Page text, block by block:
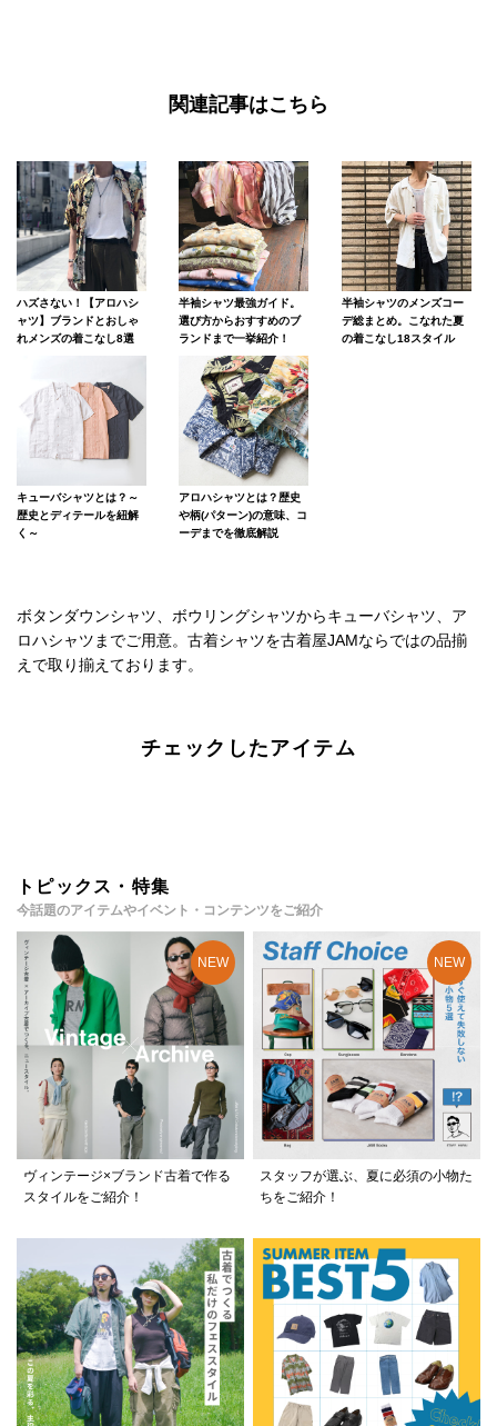
関連記事はこちら
ハズさない！【アロハシ
ャツ】ブランドとおしゃ
れメンズの着こなし8選
半袖シャツ最強ガイド。
選び方からおすすめのブ
ランドまで一挙紹介！
半袖シャツのメンズコー
デ総まとめ。こなれた夏
の着こなし18スタイル
キューバシャツとは？～
歴史とディテールを紐解
く～
アロハシャツとは？歴史
や柄(パターン)の意味、コ
ーデまでを徹底解説
ボタンダウンシャツ、ボウリングシャツからキューバシャツ、ア
ロハシャツまでご用意。古着シャツを古着屋JAMならではの品揃
えで取り揃えております。
チェックしたアイテム
トピックス・特集
今話題のアイテムやイベント・コンテンツをご紹介
ヴィンテージ×ブランド古着で作る
スタイルをご紹介！
スタッフが選ぶ、夏に必須の小物た
ちをご紹介！